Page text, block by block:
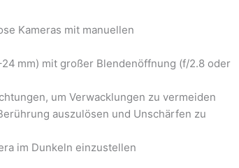
Kameras mit manuellen
mm) mit großer Blendenöffnung (f/2.8 oder
um Verwacklungen zu vermeiden
auszulösen und Unschärfen zu
im Dunkeln einzustellen